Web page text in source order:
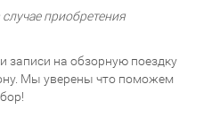
приобретения
на обзорную поездку
Мы уверены что поможем